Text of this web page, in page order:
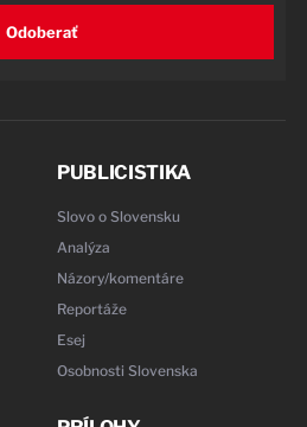
Odoberať
PUBLICISTIKA
Slovo o Slovensku
Analýza
Názory/komentáre
Reportáže
Esej
Osobnosti Slovenska